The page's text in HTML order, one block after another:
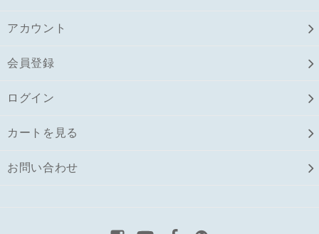
アカウント
会員登録
ログイン
カートを見る
お問い合わせ